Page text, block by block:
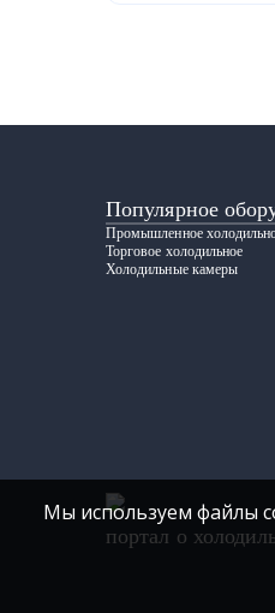
Популярное
Промышленное
Торговое холодильное
Холодильные камеры
портал о
Мы используем файлы